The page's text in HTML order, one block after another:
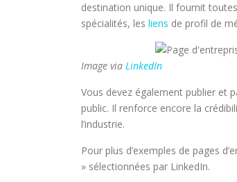
destination unique. Il fournit
spécialités, les liens de profil de
Image via LinkedIn
Vous devez également publier et
public. Il renforce encore la
l’industrie.
Pour plus d’exemples de pages
» sélectionnées par LinkedIn.